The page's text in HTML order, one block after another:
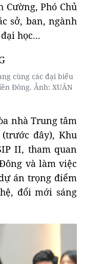
Phó Chủ
sở, ban, ngành
học...
cùng các đại biểu
Đông. Ảnh: XUÂN
nhà Trung tâm
đây), Khu
II, tham quan
và làm việc
án trọng điểm
đổi mới sáng